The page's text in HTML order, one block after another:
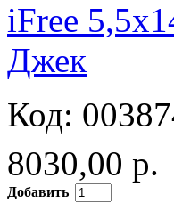
iFree
Джек
Код:
8030,00 р.
Добавить